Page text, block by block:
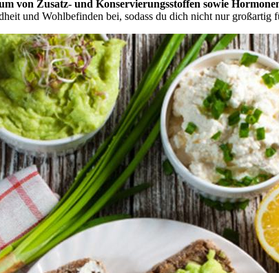
von Zusatz- und Konservierungsstoffen sowie
und Wohlbefinden bei, sodass du dich nicht nur großartig